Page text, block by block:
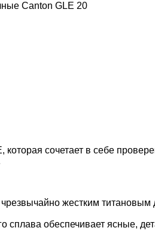
Canton GLE 20
сочетает в себе
жестким титановым
обеспечивает ясные,